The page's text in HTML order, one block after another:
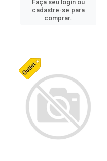
Faça seu login ou
cadastre-se para
comprar.